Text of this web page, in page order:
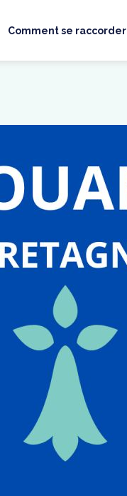
Comment se raccorder